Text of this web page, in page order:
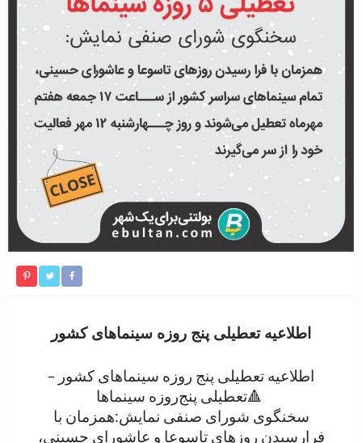
اطلاعیه تعطیلی پنج روزه سینماهای کشور
اطلاعیه تعطیلی پنج روزه سینماهای کشور –
🔺تعطیلی پنج‌روزه سینماها
سخنگوی شورای صنفی نمایش:همزمان با
فرارسیدن روزهای تاسوعا و عاشورای حسینی،